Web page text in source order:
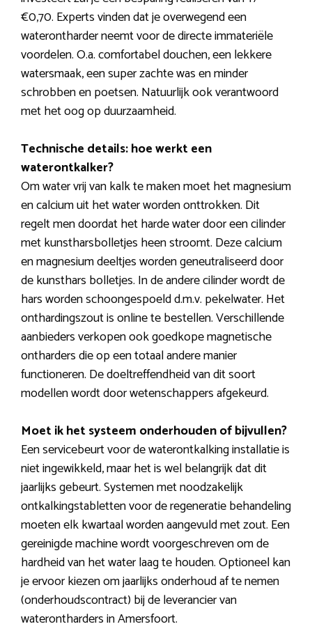
€0,70. Experts vinden dat je overwegend een
waterontharder neemt voor de directe immateriële
voordelen. O.a. comfortabel douchen, een lekkere
watersmaak, een super zachte was en minder
schrobben en poetsen. Natuurlijk ook verantwoord
met het oog op duurzaamheid.
Technische details: hoe werkt een
waterontkalker?
Om water vrij van kalk te maken moet het magnesium
en calcium uit het water worden onttrokken. Dit
regelt men doordat het harde water door een cilinder
met kunstharsbolletjes heen stroomt. Deze calcium
en magnesium deeltjes worden geneutraliseerd door
de kunsthars bolletjes. In de andere cilinder wordt de
hars worden schoongespoeld d.m.v. pekelwater. Het
onthardingszout is online te bestellen. Verschillende
aanbieders verkopen ook goedkope magnetische
ontharders die op een totaal andere manier
functioneren. De doeltreffendheid van dit soort
modellen wordt door wetenschappers afgekeurd.
Moet ik het systeem onderhouden of bijvullen?
Een servicebeurt voor de waterontkalking installatie is
niet ingewikkeld, maar het is wel belangrijk dat dit
jaarlijks gebeurt. Systemen met noodzakelijk
ontkalkingstabletten voor de regeneratie behandeling
moeten elk kwartaal worden aangevuld met zout. Een
gereinigde machine wordt voorgeschreven om de
hardheid van het water laag te houden. Optioneel kan
je ervoor kiezen om jaarlijks onderhoud af te nemen
(onderhoudscontract) bij de leverancier van
waterontharders in Amersfoort.